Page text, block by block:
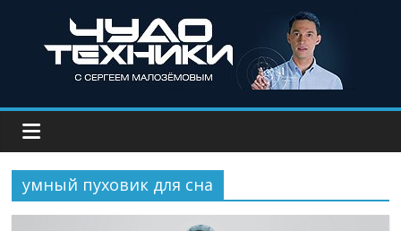
умный пуховик для сна